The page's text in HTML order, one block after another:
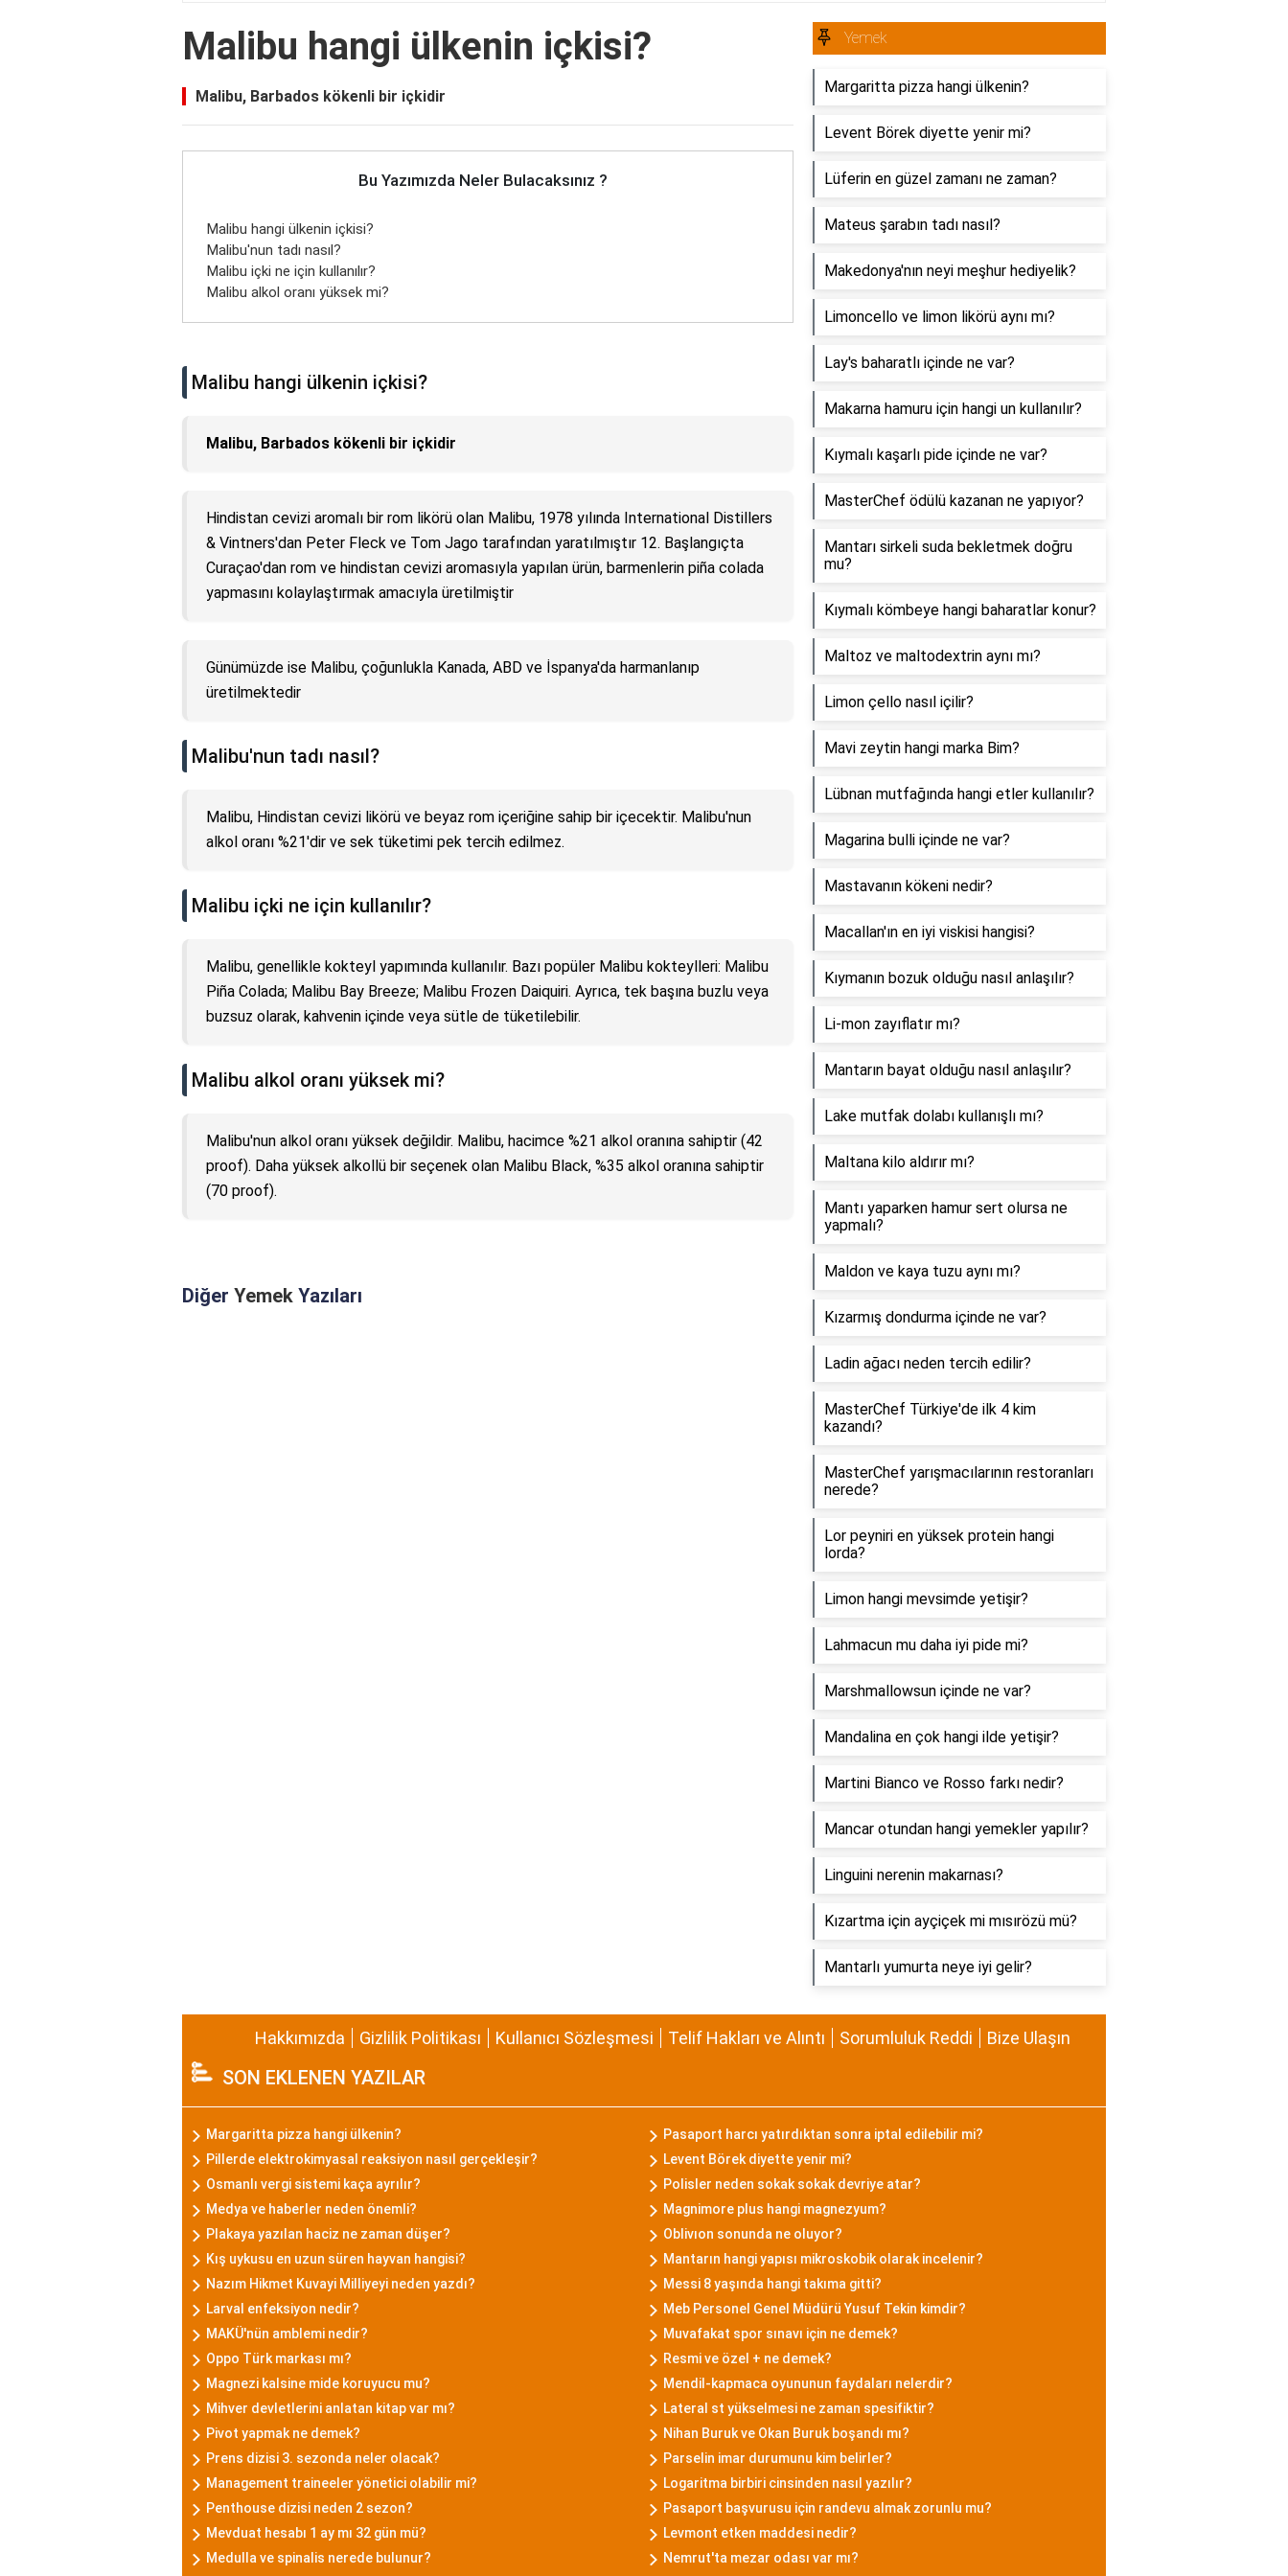
Malibu hangi ülkenin içkisi?
Malibu, Barbados kökenli bir içkidir
Bu Yazımızda Neler Bulacaksınız ?
Malibu hangi ülkenin içkisi?
Malibu'nun tadı nasıl?
Malibu içki ne için kullanılır?
Malibu alkol oranı yüksek mi?
Malibu hangi ülkenin içkisi?
Malibu, Barbados kökenli bir içkidir
Hindistan cevizi aromalı bir rom likörü olan Malibu, 1978 yılında International Distillers
& Vintners'dan Peter Fleck ve Tom Jago tarafından yaratılmıştır 12. Başlangıçta
Curaçao'dan rom ve hindistan cevizi aromasıyla yapılan ürün, barmenlerin piña colada
yapmasını kolaylaştırmak amacıyla üretilmiştir
Günümüzde ise Malibu, çoğunlukla Kanada, ABD ve İspanya'da harmanlanıp
üretilmektedir
Malibu'nun tadı nasıl?
Malibu, Hindistan cevizi likörü ve beyaz rom içeriğine sahip bir içecektir. Malibu'nun
alkol oranı %21'dir ve sek tüketimi pek tercih edilmez.
Malibu içki ne için kullanılır?
Malibu, genellikle kokteyl yapımında kullanılır. Bazı popüler Malibu kokteylleri: Malibu
Piña Colada; Malibu Bay Breeze; Malibu Frozen Daiquiri. Ayrıca, tek başına buzlu veya
buzsuz olarak, kahvenin içinde veya sütle de tüketilebilir.
Malibu alkol oranı yüksek mi?
Malibu'nun alkol oranı yüksek değildir. Malibu, hacimce %21 alkol oranına sahiptir (42
proof). Daha yüksek alkollü bir seçenek olan Malibu Black, %35 alkol oranına sahiptir
(70 proof).
Diğer Yemek Yazıları
Yemek
Margaritta pizza hangi ülkenin?
Levent Börek diyette yenir mi?
Lüferin en güzel zamanı ne zaman?
Mateus şarabın tadı nasıl?
Makedonya'nın neyi meşhur hediyelik?
Limoncello ve limon likörü aynı mı?
Lay's baharatlı içinde ne var?
Makarna hamuru için hangi un kullanılır?
Kıymalı kaşarlı pide içinde ne var?
MasterChef ödülü kazanan ne yapıyor?
Mantarı sirkeli suda bekletmek doğru
mu?
Kıymalı kömbeye hangi baharatlar konur?
Maltoz ve maltodextrin aynı mı?
Limon çello nasıl içilir?
Mavi zeytin hangi marka Bim?
Lübnan mutfağında hangi etler kullanılır?
Magarina bulli içinde ne var?
Mastavanın kökeni nedir?
Macallan'ın en iyi viskisi hangisi?
Kıymanın bozuk olduğu nasıl anlaşılır?
Li-mon zayıflatır mı?
Mantarın bayat olduğu nasıl anlaşılır?
Lake mutfak dolabı kullanışlı mı?
Maltana kilo aldırır mı?
Mantı yaparken hamur sert olursa ne
yapmalı?
Maldon ve kaya tuzu aynı mı?
Kızarmış dondurma içinde ne var?
Ladin ağacı neden tercih edilir?
MasterChef Türkiye'de ilk 4 kim
kazandı?
MasterChef yarışmacılarının restoranları
nerede?
Lor peyniri en yüksek protein hangi
lorda?
Limon hangi mevsimde yetişir?
Lahmacun mu daha iyi pide mi?
Marshmallowsun içinde ne var?
Mandalina en çok hangi ilde yetişir?
Martini Bianco ve Rosso farkı nedir?
Mancar otundan hangi yemekler yapılır?
Linguini nerenin makarnası?
Kızartma için ayçiçek mi mısırözü mü?
Mantarlı yumurta neye iyi gelir?
Hakkımızda Gizlilik Politikası Kullanıcı Sözleşmesi Telif Hakları ve Alıntı Sorumluluk Reddi Bize Ulaşın
SON EKLENEN YAZILAR
Margaritta pizza hangi ülkenin?
Pasaport harcı yatırdıktan sonra iptal edilebilir mi?
Pillerde elektrokimyasal reaksiyon nasıl gerçekleşir?
Levent Börek diyette yenir mi?
Osmanlı vergi sistemi kaça ayrılır?
Polisler neden sokak sokak devriye atar?
Medya ve haberler neden önemli?
Magnimore plus hangi magnezyum?
Plakaya yazılan haciz ne zaman düşer?
Oblivıon sonunda ne oluyor?
Kış uykusu en uzun süren hayvan hangisi?
Mantarın hangi yapısı mikroskobik olarak incelenir?
Nazım Hikmet Kuvayi Milliyeyi neden yazdı?
Messi 8 yaşında hangi takıma gitti?
Larval enfeksiyon nedir?
Meb Personel Genel Müdürü Yusuf Tekin kimdir?
MAKÜ'nün amblemi nedir?
Muvafakat spor sınavı için ne demek?
Oppo Türk markası mı?
Resmi ve özel + ne demek?
Magnezi kalsine mide koruyucu mu?
Mendil-kapmaca oyununun faydaları nelerdir?
Mihver devletlerini anlatan kitap var mı?
Lateral st yükselmesi ne zaman spesifiktir?
Pivot yapmak ne demek?
Nihan Buruk ve Okan Buruk boşandı mı?
Prens dizisi 3. sezonda neler olacak?
Parselin imar durumunu kim belirler?
Management traineeler yönetici olabilir mi?
Logaritma birbiri cinsinden nasıl yazılır?
Penthouse dizisi neden 2 sezon?
Pasaport başvurusu için randevu almak zorunlu mu?
Mevduat hesabı 1 ay mı 32 gün mü?
Levmont etken maddesi nedir?
Medulla ve spinalis nerede bulunur?
Nemrut'ta mezar odası var mı?